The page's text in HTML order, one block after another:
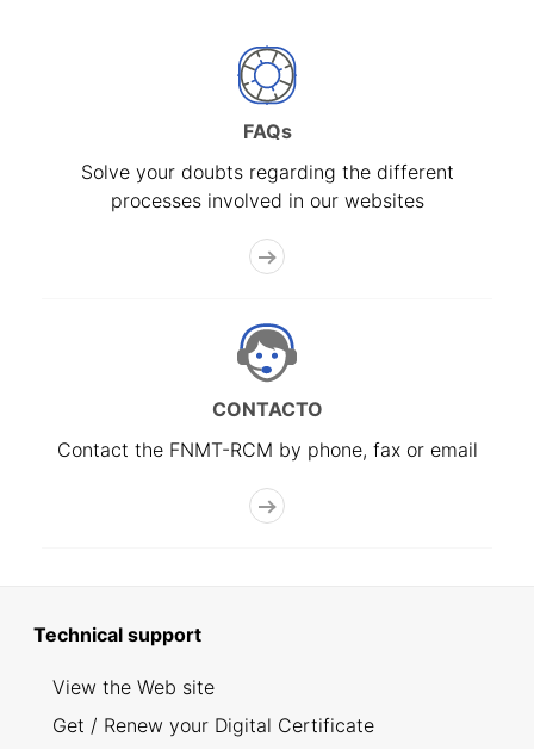
FAQs
Solve your doubts regarding the different
processes involved in our websites
CONTACTO
Contact the FNMT-RCM by phone, fax or email
Technical support
View the Web site
Get / Renew your Digital Certificate